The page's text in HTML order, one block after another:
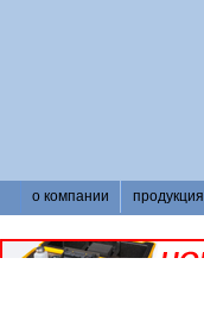
о компании продукция